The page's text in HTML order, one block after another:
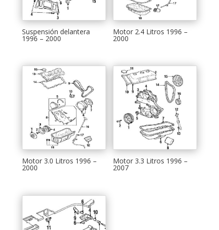
Suspensión delantera
1996 – 2000
Motor 2.4 Litros 1996 –
2000
Motor 3.0 Litros 1996 –
2000
Motor 3.3 Litros 1996 –
2007